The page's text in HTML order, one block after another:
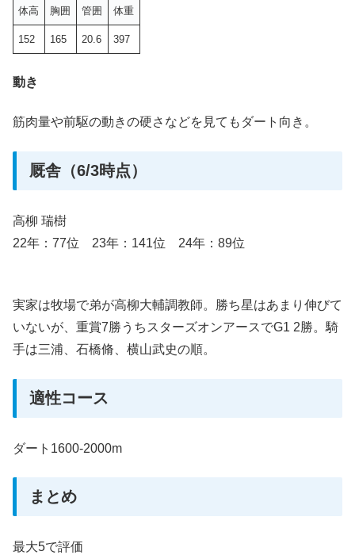
体高 胸囲 管囲 体重
152 165 20.6 397
動き
筋肉量や前駆の動きの硬さなどを見てもダート向き。
厩舎（6/3時点）
高柳 瑞樹
22年：77位 23年：141位 24年：89位
実家は牧場で弟が高柳大輔調教師。勝ち星はあまり伸びて
いないが、重賞7勝うちスターズオンアースでG1 2勝。騎
手は三浦、石橋脩、横山武史の順。
適性コース
ダート1600-2000m
まとめ
最大5で評価